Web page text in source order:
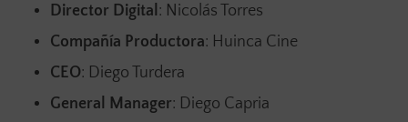
Director Digital : Nicolás Torres
Compañía Productora: Huinca Cine
CEO: Diego Turdera
General Manager: Diego Capria